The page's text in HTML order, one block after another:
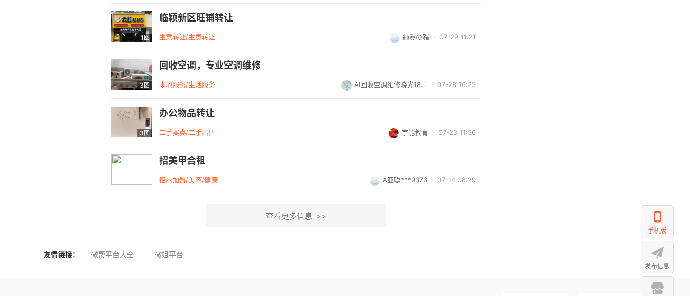
1图
临颖新区旺铺转让
生意转让/生意转让 純眞の豬 · 07-29 11:21
3图
回收空调，专业空调维修
本地服务/生活服务 AI回收空调维修晓光18... · 07-28 16:25
3图
办公物品转让
二手买卖/二手出售 宇能教育 · 07-23 11:56
招美甲合租
招商加盟/美容/健康 A亚聪***9373 · 07-14 08:29
查看更多信息 >>
友情链接： 微帮平台大全 微姐平台
手机版
发布信息